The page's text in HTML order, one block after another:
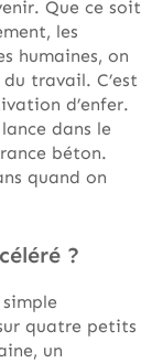
Que ce soit
les
humaines, on
travail. C’est
d’enfer.
dans le
béton.
quand on
?
simple
quatre petits
un